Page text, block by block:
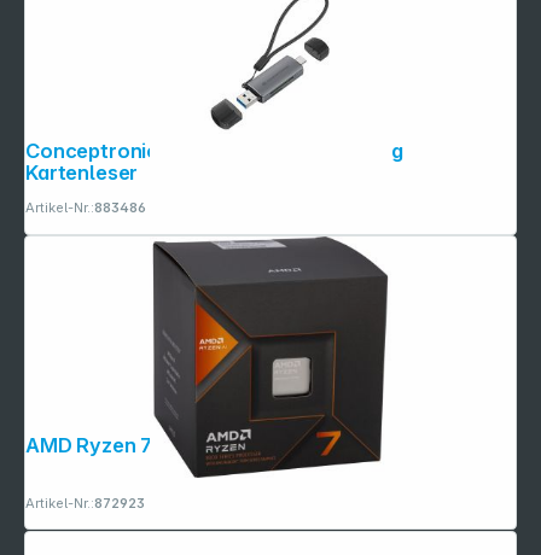
Conceptronic BIAN05G 2-in-1 Dual Plug
Kartenleser
Artikel-Nr.:883486
AMD Ryzen 7 8700G 4,2GHz
Artikel-Nr.:872923